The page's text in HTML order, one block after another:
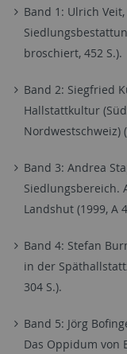
Band 1: Ulrich
broschiert, 452 S.).
Band 2: Siegfried
Hallstattkultur
Nordwestschweiz)
Band 3: Andrea
Siedlungsbereich.
Landshut (1999, A
Band 4: Stefan
in der
304 S.).
Band 5: Jörg
Das Oppidum von